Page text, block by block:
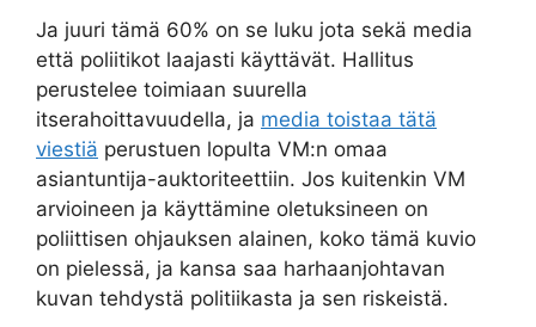
Ja juuri tämä 60% on se luku jota sekä media
että poliitikot laajasti käyttävät. Hallitus
perustelee toimiaan suurella
itserahoittavuudella, ja media toistaa tätä
viestiä perustuen lopulta VM:n omaa
asiantuntija-auktoriteettiin. Jos kuitenkin VM
arvioineen ja käyttämine oletuksineen on
poliittisen ohjauksen alainen, koko tämä kuvio
on pielessä, ja kansa saa harhaanjohtavan
kuvan tehdystä politiikasta ja sen riskeistä.